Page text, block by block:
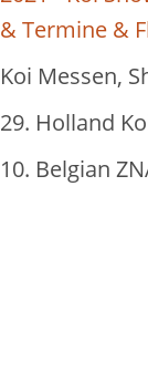
& Termine &
Koi Messen,
29. Holland
10. Belgian